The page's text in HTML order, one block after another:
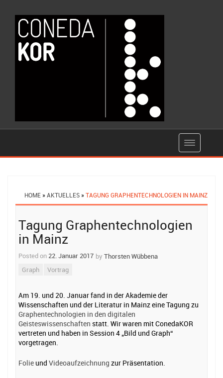
HOME »AKTUELLES »TAGUNG GRAPHENTECHNOLOGIEN IN MAINZ
Tagung Graphentechnologien
in Mainz
Posted on 22. Januar 2017 by Thorsten Wübbena
Graph
Vortrag
Am 19. und 20. Januar fand in der Akademie der
Wissenschaften und der Literatur in Mainz eine Tagung zu
Graphentechnologien in den digitalen
Geisteswissenschaften statt. Wir waren mit ConedaKOR
vertreten und haben in Session 4 „Bild und Graph“
vorgetragen.
Folie und Videoaufzeichnung zur Präsentation.
navigation